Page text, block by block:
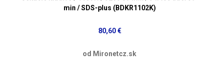
min / SDS-plus (BDKR1102K)
80,60 €
od Mironetcz.sk